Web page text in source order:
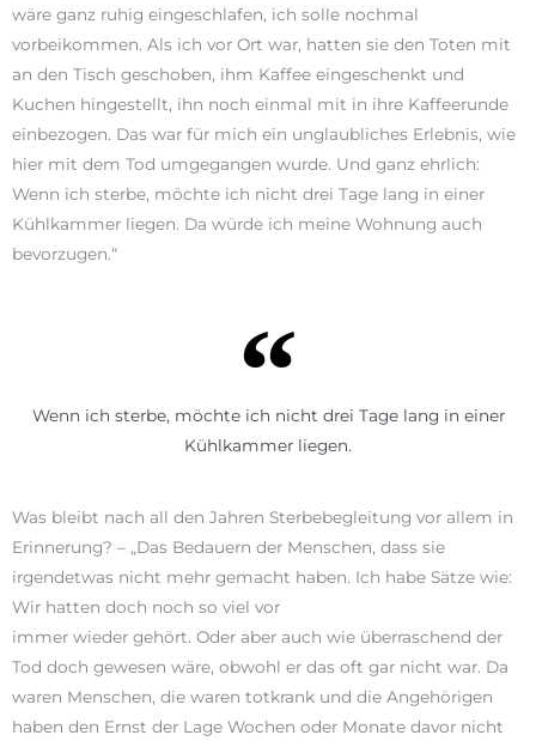
wäre ganz ruhig eingeschlafen, ich solle nochmal
vorbeikommen. Als ich vor Ort war, hatten sie den Toten mit
an den Tisch geschoben, ihm Kaffee eingeschenkt und
Kuchen hingestellt, ihn noch einmal mit in ihre Kaffeerunde
einbezogen. Das war für mich ein unglaubliches Erlebnis, wie
hier mit dem Tod umgegangen wurde. Und ganz ehrlich:
Wenn ich sterbe, möchte ich nicht drei Tage lang in einer
Kühlkammer liegen. Da würde ich meine Wohnung auch
bevorzugen.“
Wenn ich sterbe, möchte ich nicht drei Tage lang in einer
Kühlkammer liegen.
Was bleibt nach all den Jahren Sterbebegleitung vor allem in
Erinnerung? – „Das Bedauern der Menschen, dass sie
irgendetwas nicht mehr gemacht haben. Ich habe Sätze wie:
Wir hatten doch noch so viel vor
immer wieder gehört. Oder aber auch wie überraschend der
Tod doch gewesen wäre, obwohl er das oft gar nicht war. Da
waren Menschen, die waren totkrank und die Angehörigen
haben den Ernst der Lage Wochen oder Monate davor nicht